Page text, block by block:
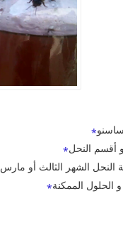
أقسم النحل
النحل الشهر الثالث أو مارس
الممكنة